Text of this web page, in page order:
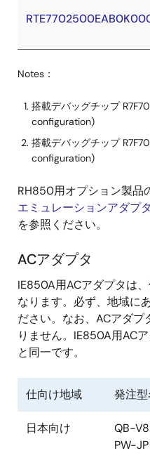
Notes：
搭載デバッグチップ
configuration)
搭載デバッグチップ
configuration)
RH850用オプション製品
エミュレーションアダプ
を参照ください。
ACアダプタ
IE850A用ACアダプタは
なります。必ず、地域に
ださい。なお、ACアダ
りません。IE850A用AC
と同一です。
仕向け地域 発注型
日本向け
QB-
PW-JP